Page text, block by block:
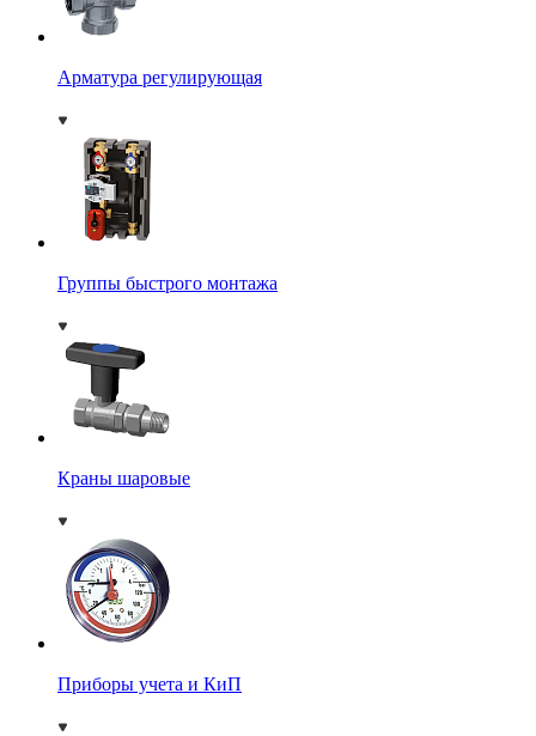
Арматура регулирующая
Группы быстрого монтажа
Краны шаровые
Приборы учета и КиП